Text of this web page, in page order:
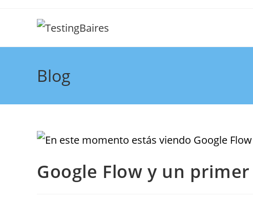
Blog
Google Flow y un